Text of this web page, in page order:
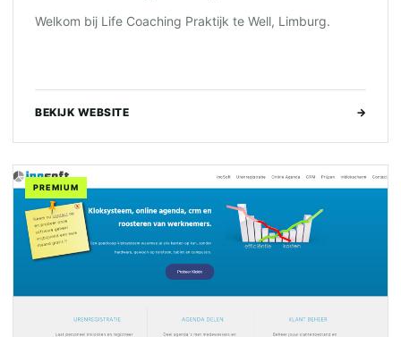
Welkom bij Life Coaching Praktijk te Well, Limburg.
BEKIJK WEBSITE →
PREMIUM